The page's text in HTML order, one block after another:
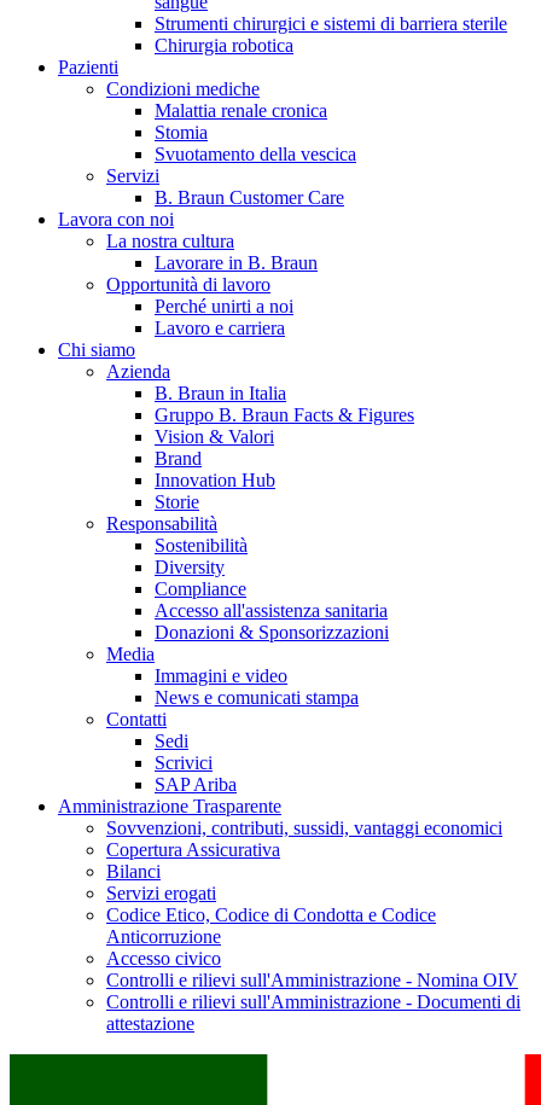
B. Braun in Italia
Scopri chi siamo ed entra nel mondo di B. Braun in Italia: 4
sedi, 4 aziende, più di 700 dipendenti e un Centro di
Eccellenza a livello globale.
Strumenti chirurgici e sistemi di barriera sterile
Chirurgia robotica
Pazienti
Condizioni mediche
Malattia renale cronica
Stomia
Svuotamento della vescica
Servizi
B. Braun Customer Care
Lavora con noi
La nostra cultura
Lavorare in B. Braun
Opportunità di lavoro
Perché unirti a noi
Lavoro e carriera
Chi siamo
Azienda
B. Braun in Italia
Gruppo B. Braun Facts & Figures
Vision & Valori
Brand
Innovation Hub
Storie
Responsabilità
Sostenibilità
Diversity
Compliance
Accesso all'assistenza sanitaria
Donazioni & Sponsorizzazioni
Media
Immagini e video
News e comunicati stampa
Contatti
Sedi
Scrivici
SAP Ariba
Amministrazione Trasparente
Sovvenzioni, contributi, sussidi, vantaggi economici
Copertura Assicurativa
Bilanci
Servizi erogati
Codice Etico, Codice di Condotta e Codice
Anticorruzione
Accesso civico
Controlli e rilievi sull'Amministrazione - Nomina OIV
Controlli e rilievi sull'Amministrazione - Documenti di
attestazione